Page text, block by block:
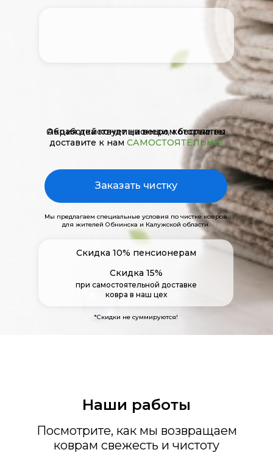
Заказать чистку
Акция действует на вещи, которые вы
доставите к нам САМОСТОЯТЕЛЬНО!
Мы предлагаем специальные условия по чистке ковров
для жителей Обнинска и Калужской области.
Скидка 10% пенсионерам
Скидка 15%
при самостоятельной доставке
ковра в наш цех
*Скидки не суммируются!
Обработка кондиционером бесплатно​​​​​​​
Наши работы
Посмотрите, как мы возвращаем
коврам свежесть и чистоту